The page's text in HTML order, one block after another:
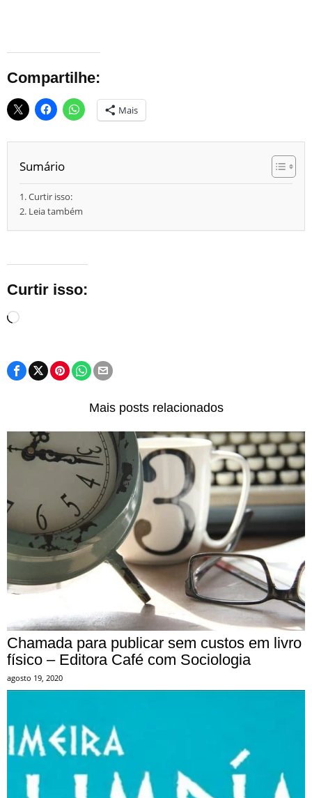
Compartilhe:
Mais
Sumário
Curtir isso:
Leia também
Curtir isso:
Carregando...
Mais posts relacionados
Chamada para publicar sem custos em livro
físico – Editora Café com Sociologia
agosto 19, 2020